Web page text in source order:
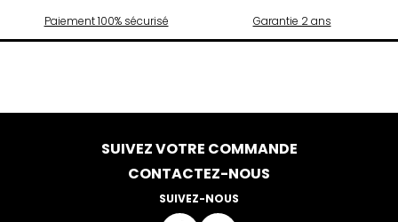
Paiement 100% sécurisé Garantie 2 ans
SUIVEZ VOTRE COMMANDE
CONTACTEZ-NOUS
SUIVEZ-NOUS